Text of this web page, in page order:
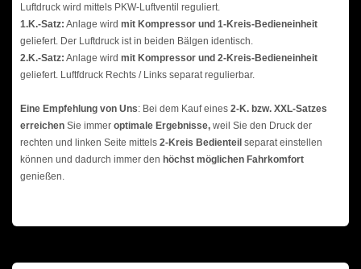
Luftdruck wird mittels PKW-Luftventil reguliert.
1.K.-Satz: Anlage wird mit Kompressor und 1-Kreis-Bedieneinheit
geliefert. Der Luftdruck ist in beiden Bälgen identisch.
2.K.-Satz: Anlage wird mit Kompressor und 2-Kreis-Bedieneinheit
geliefert. Luftfdruck Rechts / Links separat regulierbar.
Eine Empfehlung von Uns: Bei dem Kauf eines 2-K. bzw. XXL-Satzes
erreichen Sie immer optimale Ergebnisse, weil Sie den Druck der
rechten und linken Seite mittels 2-Kreis Bedienteil separat einstellen
können und dadurch immer den höchst möglichen Fahrkomfort
genießen.